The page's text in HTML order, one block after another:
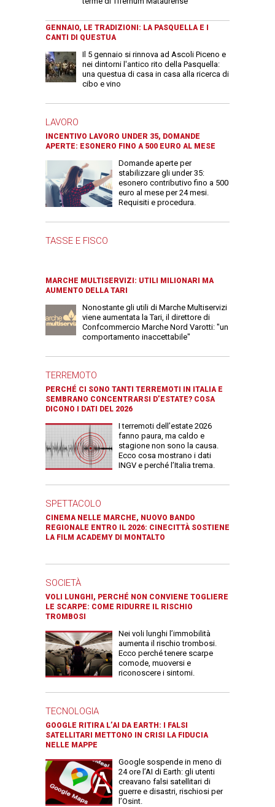
GENNAIO, LE TRADIZIONI: LA PASQUELLA E I
CANTI DI QUESTUA
Il 5 gennaio si rinnova ad Ascoli Piceno e
nei dintorni l'antico rito della Pasquella:
una questua di casa in casa alla ricerca di
cibo e vino
LAVORO
INCENTIVO LAVORO UNDER 35, DOMANDE
APERTE: ESONERO FINO A 500 EURO AL MESE
Domande aperte per
stabilizzare gli under 35:
esonero contributivo fino a 500
euro al mese per 24 mesi.
Requisiti e procedura.
TASSE E FISCO
MARCHE MULTISERVIZI: UTILI MILIONARI MA
AUMENTO DELLA TARI
Nonostante gli utili di Marche Multiservizi
viene aumentata la Tari, il direttore di
Confcommercio Marche Nord Varotti: "un
comportamento inaccettabile"
TERREMOTO
PERCHÉ CI SONO TANTI TERREMOTI IN ITALIA E
SEMBRANO CONCENTRARSI D’ESTATE? COSA
DICONO I DATI DEL 2026
I terremoti dell’estate 2026
fanno paura, ma caldo e
stagione non sono la causa.
Ecco cosa mostrano i dati
INGV e perché l’Italia trema.
SPETTACOLO
CINEMA NELLE MARCHE, NUOVO BANDO
REGIONALE ENTRO IL 2026: CINECITTÀ SOSTIENE
LA FILM ACADEMY DI MONTALTO
SOCIETÀ
VOLI LUNGHI, PERCHÉ NON CONVIENE TOGLIERE
LE SCARPE: COME RIDURRE IL RISCHIO
TROMBOSI
Nei voli lunghi l’immobilità
aumenta il rischio trombosi.
Ecco perché tenere scarpe
comode, muoversi e
riconoscere i sintomi.
TECNOLOGIA
GOOGLE RITIRA L’AI DA EARTH: I FALSI
SATELLITARI METTONO IN CRISI LA FIDUCIA
NELLE MAPPE
Google sospende in meno di
24 ore l’AI di Earth: gli utenti
creavano falsi satellitari di
guerre e disastri, rischiosi per
l’Osint.